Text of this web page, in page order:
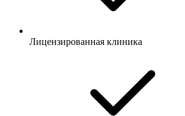
Лицензированная клиника